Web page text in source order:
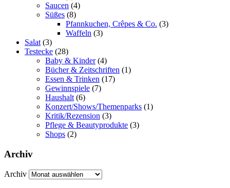
Saucen (4)
Süßes (8)
Pfannkuchen, Crêpes & Co. (3)
Waffeln (3)
Salat (3)
Testecke (28)
Baby & Kinder(4)
Bücher & Zeitschriften (1)
Essen & Trinken (17)
Gewinnspiele (7)
Haushalt (6)
Konzert/Shows/Themenparks (1)
Kritik/Rezension (3)
Pflege & Beautyprodukte (3)
Shops (2)
Archiv
Archiv